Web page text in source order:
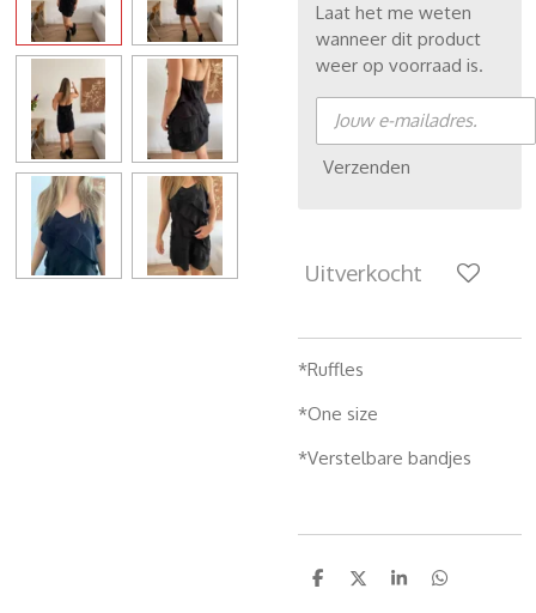
Laat het me weten
wanneer dit product
weer op voorraad is.
Verzenden
Uitverkocht
*Ruffles
*One size
*Verstelbare bandjes
D
D
S
D